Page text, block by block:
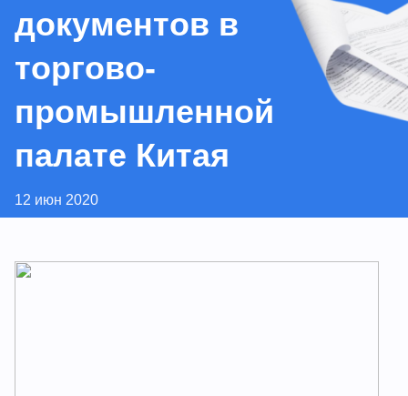
документов в
торгово-
промышленной
палате Китая
12 июн 2020